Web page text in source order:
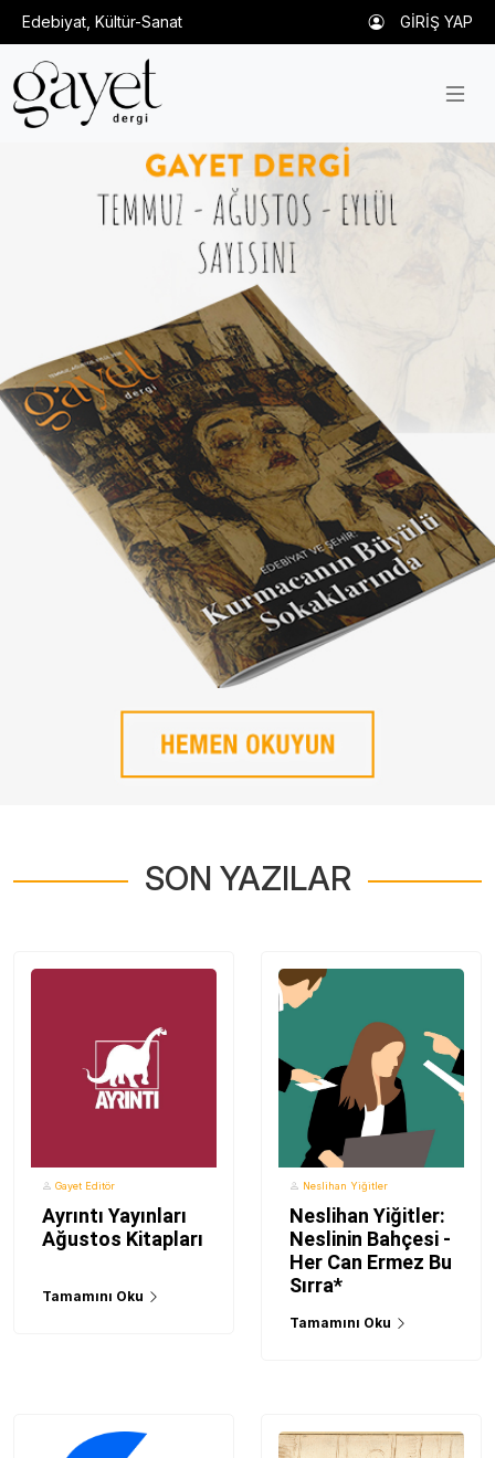
Edebiyat, Kültür-Sanat GİRİŞ YAP
SON YAZILAR
Gayet Editör
Ayrıntı Yayınları
Ağustos Kitapları
Tamamını Oku
Neslihan Yiğitler
Neslihan Yiğitler:
Neslinin Bahçesi -
Her Can Ermez Bu
Sırra*
Tamamını Oku